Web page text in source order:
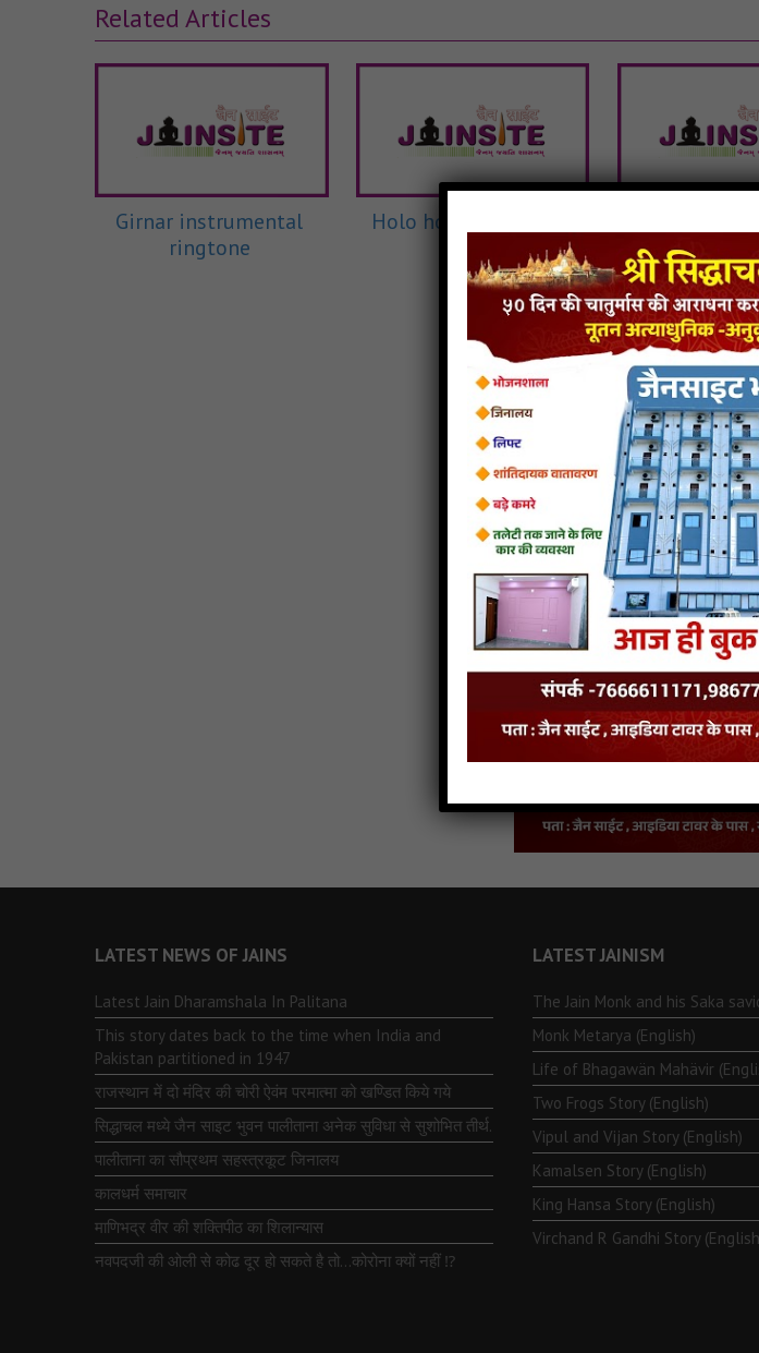
Related Articles
Girnar instrumental
ringtone
Holo hole re jirawala
LATEST NEWS OF JAINS
Latest Jain Dharamshala In Palitana
This story dates back to the time when India and
Pakistan partitioned in 1947
राजस्थान में दो मंदिर की चोरी ऐवंम परमात्मा को खण्डित किये गये
सिद्धाचल मध्ये जैन साइट भुवन पालीताना अनेक सुविधा से सुशोभित तीर्थ.
पालीताना का सौप्रथम सहस्त्रकूट जिनालय
कालधर्म समाचार
माणिभद्र वीर की शक्तिपीठ का शिलान्यास
नवपदजी की ओली से कोढ दूर हो सकते है तो…कोरोना क्यों नहीं ⁉️
LATEST JAINISM
The Jain Monk and his Saka
Monk Metarya (English)
Life of Bhagawän Mahävir
Two Frogs Story (English)
Vipul and Vijan Story (English)
Kamalsen Story (English)
King Hansa Story (English)
Virchand R Gandhi Story